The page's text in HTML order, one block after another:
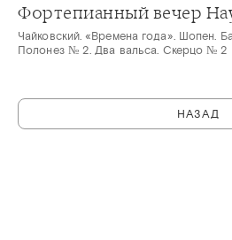
Фортепианный вечер
Чайковский. «Времена года». Шопен.
Полонез № 2. Два вальса. Скерцо № 2
НАЗАД